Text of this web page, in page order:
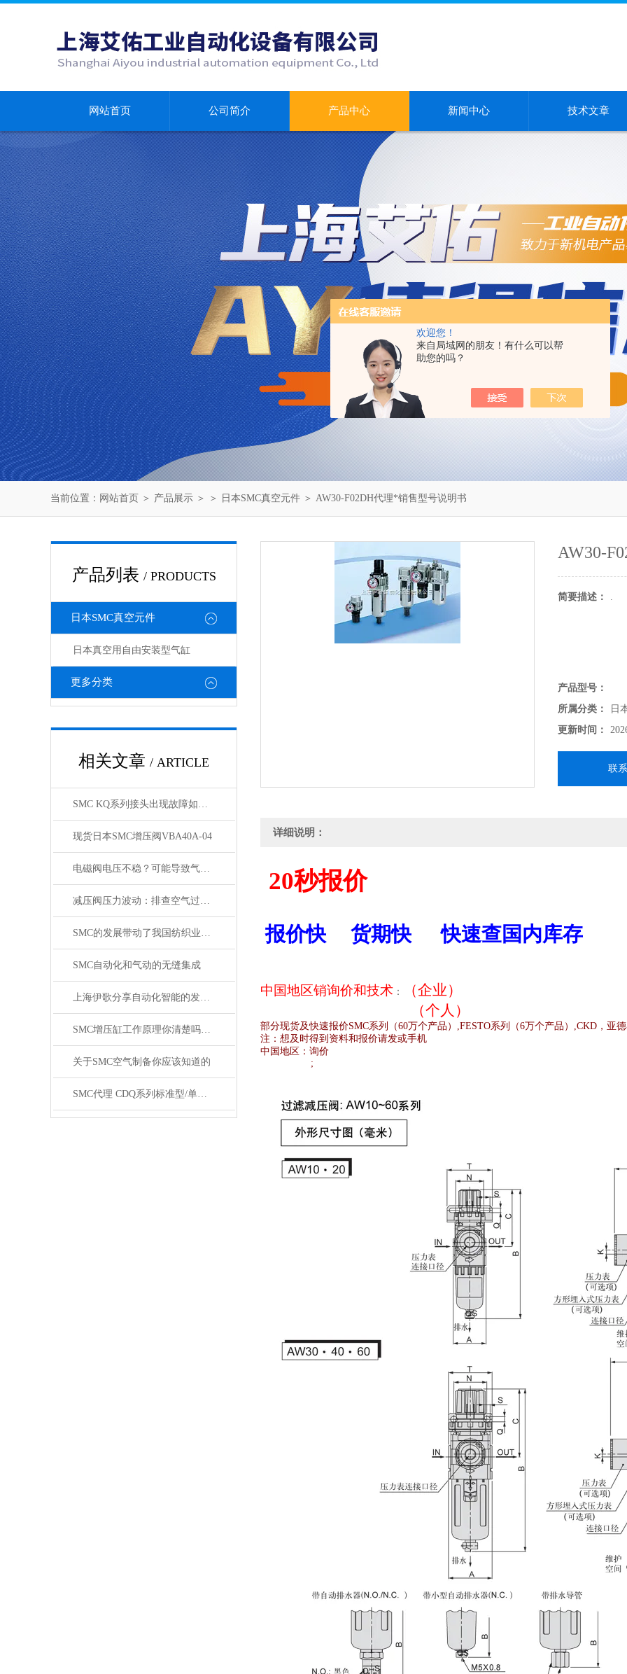
欢迎您！
来自局域网的朋友！有什么可以帮
助您的吗？
网站首页 公司简介 产品中心 新闻中心 技术文章
当前位置： 网站首页 ＞ 产品展示 ＞ ＞ 日本SMC真空元件 ＞ AW30-F02DH代理*销售型号说明书
产品列表 / PRODUCTS
日本SMC真空元件
日本真空用自由安装型气缸
更多分类
相关文章 / ARTICLE
SMC KQ系列接头出现故障如何处理，KQ接头原装正品
现货日本SMC增压阀VBA40A-04
电磁阀电压不稳？可能导致气缸与锁定阀动作紊乱
减压阀压力波动：排查空气过滤器是否存在堵塞
SMC的发展带动了我国纺织业的发展
SMC自动化和气动的无缝集成
上海伊歌分享自动化智能的发展这将成为现实
SMC增压缸工作原理你清楚吗？SMC气缸工作原理
关于SMC空气制备你应该知道的
SMC代理 CDQ系列标准型/单杆双作用薄型气缸原装正品
AW30-
简要描述： .
产品型号：
所属分类：
日
更新时间：
联
详细说明：
20秒报价
报价快 货期快 快速查国内库存
中国地区销询价和技术 ：
（企业）
（个人）
部分现货及快速报价SMC系列（60万个产品） ,FESTO系列（6万个产品） ,CKD ，亚
注：想及时得到资料和报价请发或手机
中国地区： 询价
;